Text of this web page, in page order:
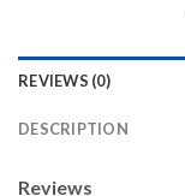
REVIEWS (0)
DESCRIPTION
Reviews